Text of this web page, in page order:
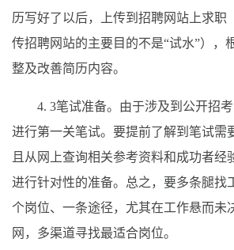
历写好了以后，上传到招聘网站上求职
传招聘网站的主要目的不是“试水”），
整及改善简历内容。
4. 3笔试准备。由于涉及到公开招
进行第一关笔试。要提前了解到笔试需
且从网上查询相关参考资料和成功者经
进行针对性的准备。总之，要多条腿找
个岗位、一条途径，尤其在工作悬而未
网，多渠道寻找最适合岗位。